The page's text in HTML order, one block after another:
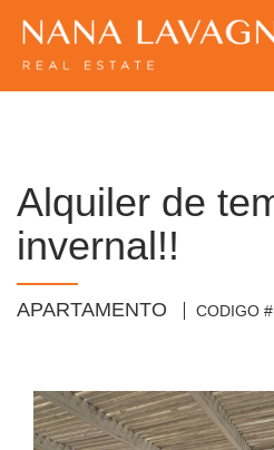
Alquiler de
invernal!!
APARTAMENTO CODIGO